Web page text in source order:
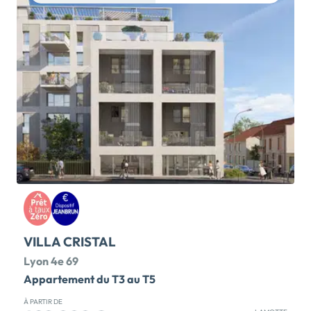
découvrez cette nouvelle résidence contemporaine
qui s'intègre harmonieusement dans son
environnement verdoyant et calme. Les
appartements offrent des espaces lumineux et des
vues dégagées. Chaque logement dispose d'une
loggia, d'une terrasse, pour certaines en attique, ou
d'un jardin privatif pour un confort optimal.
Programme conforme à la RE 2020, avec
aménagement paysager soigné et stationnements
adaptés à la mobilité douce.Sur les Monts d'Or, à
seulement 15 minutes de Lyon, profitez d'un cadre de
vie unique, à la fois apaisant et connecté.
Commerces, écoles et équipements culturels à
proximité. Accès […] Voir le programme immobilier
neuf >>
VILLA CRISTAL
Lyon 4e 69
Appartement du T3 au T5
À PARTIR DE